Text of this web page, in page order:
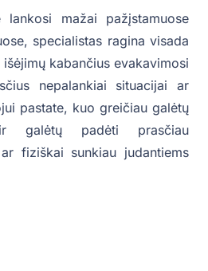
mažai pažįstamuose
specialistas ragina visada
kabančius evakavimosi
nepalankiai situacijai ar
pastate, kuo greičiau galėtų
galėtų padėti prasčiau
fiziškai sunkiau judantiems